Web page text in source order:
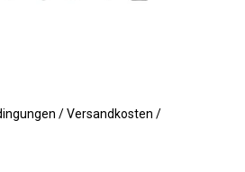
/ Versandkosten /